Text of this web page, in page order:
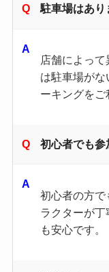
駐車場はあり
店舗によっ
は駐車場が
ーキングをご
初心者でも参
初心者の方で
ラクターが
も安心です。